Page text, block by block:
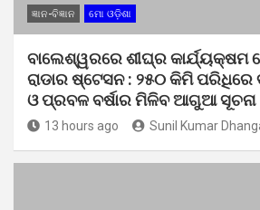
ଜ୍ଞାନ-ବିଜ୍ଞାନ ମୋ ଓଡ଼ିଶା
ବାଲେଶ୍ୱରରେ ଶୀଘ୍ର କାର୍ଯ୍ୟକ୍ଷମ
ରାଡାର ଷ୍ଟେସନ : ୨୫୦ କିମି ପରିଧିରେ
ଓ ପ୍ରବଳ ବର୍ଷାର ମିଳିବ ଆଗୁଆ ସୂଚନା
13 hours ago Sunil Kumar